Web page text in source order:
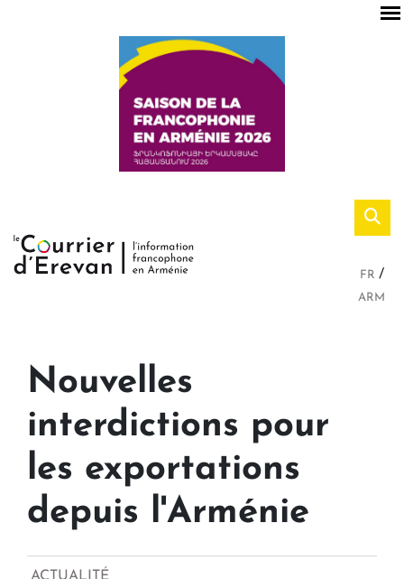
FR
ARM
Nouvelles
interdictions pour
les exportations
depuis l'Arménie